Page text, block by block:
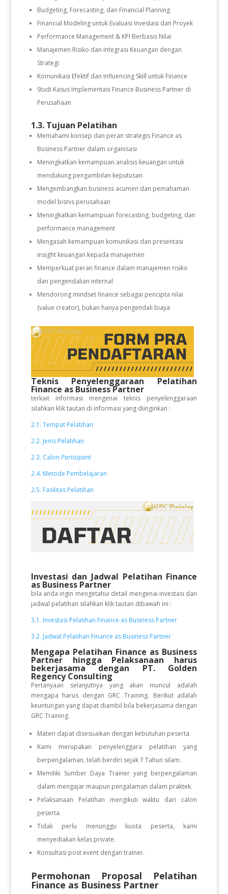
Budgeting, Forecasting, dan Financial Planning
Financial Modeling untuk Evaluasi Investasi dan Proyek
Performance Management & KPI Berbasis Nilai
Manajemen Risiko dan Integrasi Keuangan dengan
Strategi
Komunikasi Efektif dan Influencing Skill untuk Finance
Studi Kasus Implementasi Finance Business Partner di
Perusahaan
1.3. Tujuan Pelatihan
Memahami konsep dan peran strategis Finance as
Business Partner dalam organisasi
Meningkatkan kemampuan analisis keuangan untuk
mendukung pengambilan keputusan
Mengembangkan business acumen dan pemahaman
model bisnis perusahaan
Meningkatkan kemampuan forecasting, budgeting, dan
performance management
Mengasah kemampuan komunikasi dan presentasi
insight keuangan kepada manajemen
Memperkuat peran finance dalam manajemen risiko
dan pengendalian internal
Mendorong mindset finance sebagai pencipta nilai
(value creator), bukan hanya pengendali biaya
Teknis Penyelenggaraan Pelatihan
Finance as Business Partner
terkait informasi mengenai teknis penyelenggaraan
silahkan klik tautan di informasi yang diinginkan :
2.1. Tempat Pelatihan
2.2. Jenis Pelatihan
2.3. Calon Participant
2.4. Metode Pembelajaran
2.5. Fasilitas Pelatihan
Investasi dan Jadwal Pelatihan Finance
as Business Partner
bila anda ingin mengetahui detail mengenai investasi dan
jadwal pelatihan silahkan klik tautan dibawah ini :
3.1. Investasi Pelatihan Finance as Business Partner
3.2. Jadwal Pelatihan Finance as Business Partner
Mengapa Pelatihan Finance as Business
Partner hingga Pelaksanaan harus
bekerjasama dengan PT. Golden
Regency Consulting
Pertanyaan selanjutnya yang akan muncul adalah
mengapa harus dengan GRC Training. Berikut adalah
keuntungan yang dapat diambil bila bekerjasama dengan
GRC Training.
Materi dapat disesuaikan dengan kebutuhan peserta.
Kami merupakan penyelenggara pelatihan yang
berpengalaman, telah berdiri sejak 7 Tahun silam.
Memiliki Sumber Daya Trainer yang berpengalaman
dalam mengajar maupun pengalaman dalam praktek.
Pelaksanaan Pelatihan mengikuti waktu dari calon
peserta.
Tidak perlu menunggu kuota peserta, kami
menyediakan kelas private.
Konsultasi post event dengan trainer.
Permohonan Proposal Pelatihan
Finance as Business Partner